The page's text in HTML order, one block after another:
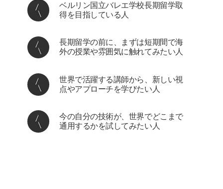
ベルリン国立バレエ学校長期留学取
得を目指している人
長期留学の前に、まずは短期間で海
外の授業や雰囲気に触れてみたい人
世界で活躍する講師から、新しい視
点やアプローチを学びたい人
今の自分の技術が、世界でどこまで
通用するかを試してみたい人